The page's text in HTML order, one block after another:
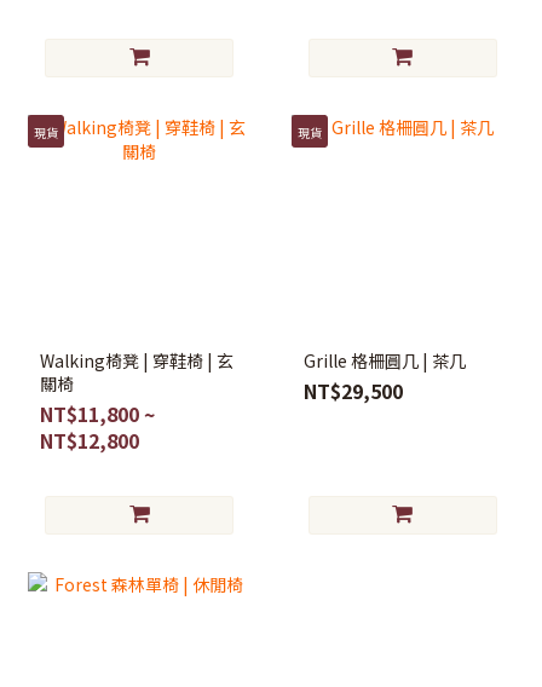
現貨
Walking椅凳 | 穿鞋椅 | 玄
關椅
NT$11,800 ~
NT$12,800
現貨
Grille 格柵圓几 | 茶几
NT$29,500